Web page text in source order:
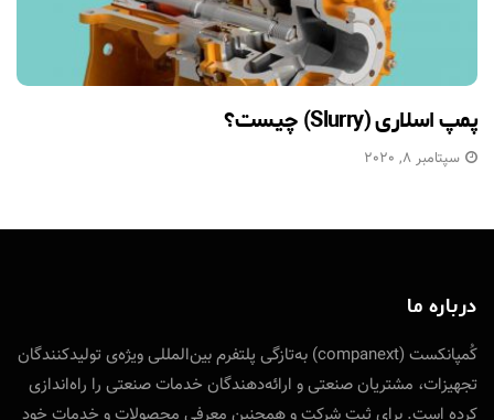
پمپ اسلاری (Slurry) چیست؟
سپتامبر 8, 2020
درباره ما
کُمپانکست (companext) به‌تازگی پلتفرم بین‌المللی ویژه‌ی تولید‌کنندگان
تجهیزات، مشتریان صنعتی و ارائه‌دهندگان خدمات صنعتی را راه‌اندازی
کرده است. برای ثبت شرکت و همچنین معرفی محصولات و خدمات خود